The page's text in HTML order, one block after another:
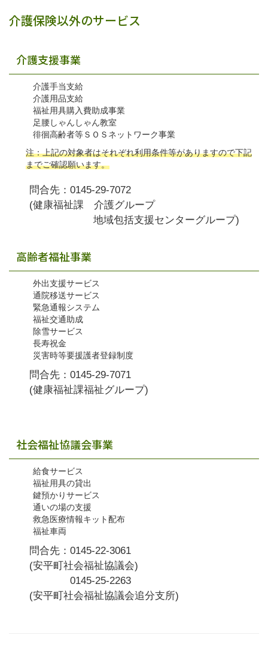
介護保険以外のサービス
介護支援事業
介護手当支給
介護用品支給
福祉用具購入費助成事業
足腰しゃんしゃん教室
徘徊高齢者等ＳＯＳネットワーク事業
注：上記の対象者はそれぞれ利用条件等がありますので下記
までご確認願います。
問合先：0145-29-7072
(健康福祉課 介護グループ
地域包括支援センターグループ)
高齢者福祉事業
外出支援サービス
通院移送サービス
緊急通報システム
福祉交通助成
除雪サービス
長寿祝金
災害時等要援護者登録制度
問合先：0145-29-7071
(健康福祉課福祉グループ)
社会福祉協議会事業
給食サービス
福祉用具の貸出
鍵預かりサービス
通いの場の支援
救急医療情報キット配布
福祉車両
問合先：0145-22-3061
(安平町社会福祉協議会)
0145-25-2263
(安平町社会福祉協議会追分支所)